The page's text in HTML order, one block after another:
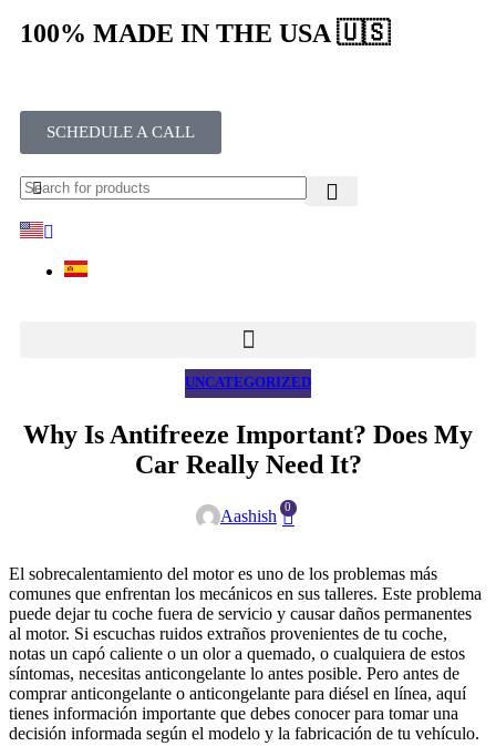
100% MADE IN THE USA 🇺🇸
SCHEDULE A CALL
UNCATEGORIZED
Why Is Antifreeze Important? Does My
Car Really Need It?
Aashish 0
El sobrecalentamiento del motor es uno de los problemas más
comunes que enfrentan los mecánicos en sus talleres. Este problema
puede dejar tu coche fuera de servicio y causar daños permanentes
al motor. Si escuchas ruidos extraños provenientes de tu coche,
notas un capó caliente o un olor a quemado, o cualquiera de estos
síntomas, necesitas anticongelante lo antes posible. Pero antes de
comprar anticongelante o anticongelante para diésel en línea, aquí
tienes información importante que debes conocer para tomar una
decisión informada según el modelo y la fabricación de tu vehículo.